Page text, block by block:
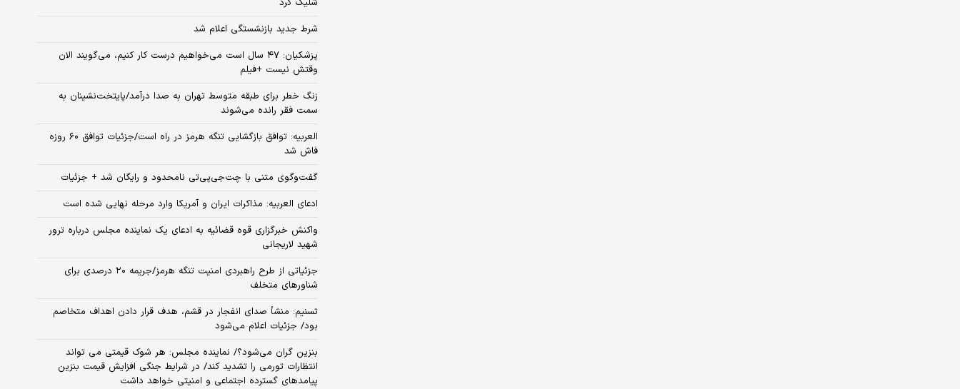
شرط جدید بازنشستگی اعلام شد
پزشکیان: ۴۷ سال است می‌خواهیم درست کار کنیم، می‌گویند الان
وقتش نیست +فیلم
زنگ خطر برای طبقه متوسط تهران به صدا درآمد/پایتخت‌نشینان به
سمت فقر رانده می‌شوند
العربیه: توافق بازگشایی تنگه هرمز در راه است/جزئیات توافق ۶۰ روزه
فاش شد
گفت‌وگوی متنی با چت‌جی‌پی‌تی نامحدود و رایگان شد + جزئیات
ادعای العربیه: مذاکرات ایران و آمریکا وارد مرحله نهایی شده است
واکنش خبرگزاری قوه قضائیه به ادعای یک نماینده مجلس درباره ترور
شهید لاریجانی
جزئیاتی از طرح راهبردی امنیت تنگه هرمز/جریمه ۲۰ درصدی برای
شناورهای متخلف
تسنیم: منشأ صدای انفجار در قشم، هدف قرار دادن اهداف متخاصم
بود/ جزئیات اعلام می‌شود
بنزین گران می‌شود؟/ نماینده مجلس: هر شوک قیمتی می تواند
انتظارات تورمی را تشدید کند/ در شرایط جنگی افزایش قیمت بنزین
پیامدهای گسترده اجتماعی و امنیتی خواهد داشت